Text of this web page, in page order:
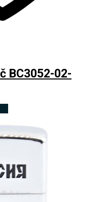
BC3052-02-